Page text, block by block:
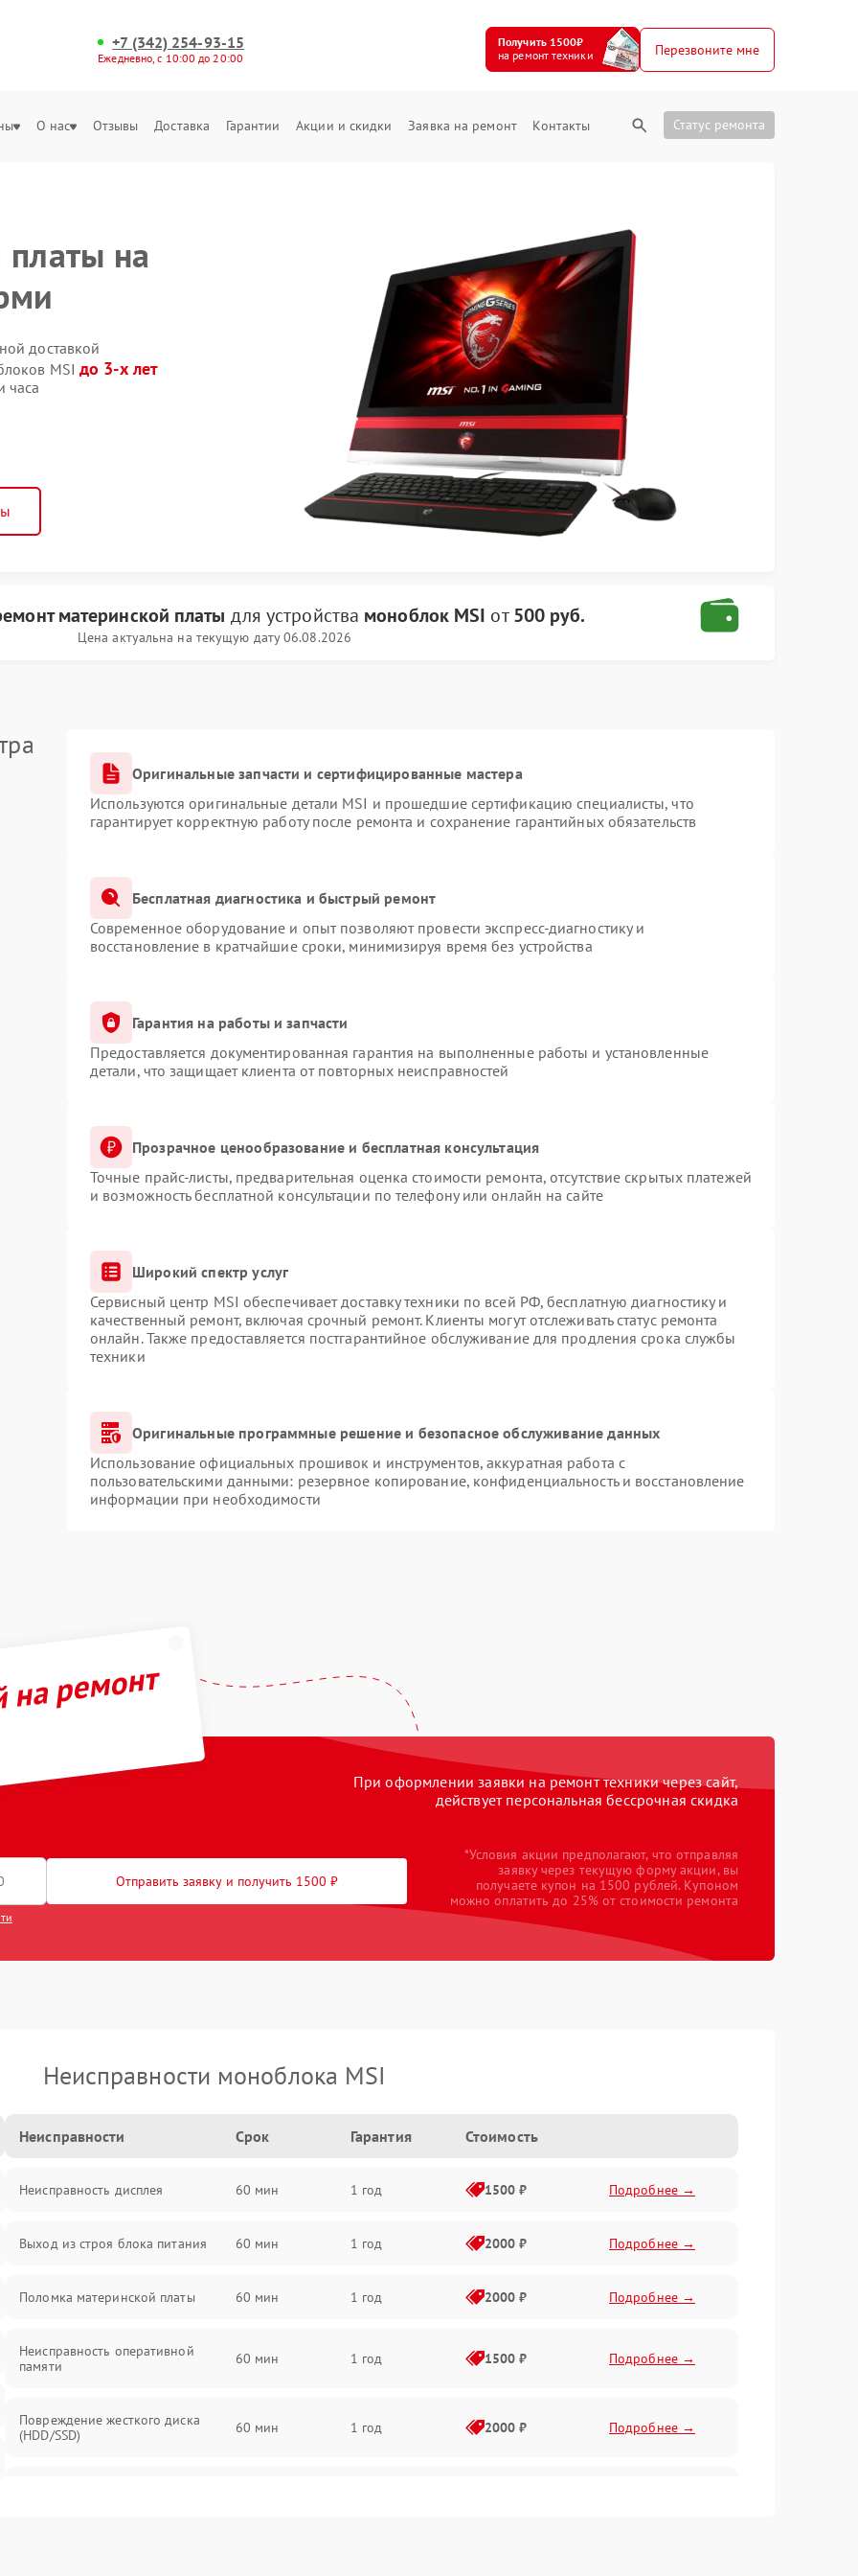
+7 (342) 254-93-15
Ежедневно, с 10:00 до 20:00
Получить 1500₽
на ремонт техники
Перезвоните мне
О нас Отзывы Доставка Гарантии Акции и скидки Заявка на ремонт Контакты Статус ремонта
платы на
доставкой
MSI до 3-х лет
часа
материнской платы для устройства моноблок MSI от500 руб.
Цена актуальна на текущую дату 06.08.2026
Оригинальные запчасти и сертифицированные мастера
Используются оригинальные детали MSI и прошедшие сертификацию специалисты, что
гарантирует корректную работу после ремонта и сохранение гарантийных обязательств
Бесплатная диагностика и быстрый ремонт
Современное оборудование и опыт позволяют провести экспресс-диагностику и
восстановление в кратчайшие сроки, минимизируя время без устройства
Гарантия на работы и запчасти
Предоставляется документированная гарантия на выполненные работы и установленные
детали, что защищает клиента от повторных неисправностей
Прозрачное ценообразование и бесплатная консультация
Точные прайс-листы, предварительная оценка стоимости ремонта, отсутствие скрытых платежей
и возможность бесплатной консультации по телефону или онлайн на сайте
Широкий спектр услуг
Сервисный центр MSI обеспечивает доставку техники по всей РФ, бесплатную диагностику и
качественный ремонт, включая срочный ремонт. Клиенты могут отслеживать статус ремонта
онлайн. Также предоставляется постгарантийное обслуживание для продления срока службы
техники
Оригинальные программные решение и безопасное обслуживание данных
Использование официальных прошивок и инструментов, аккуратная работа с
пользовательскими данными: резервное копирование, конфиденциальность и восстановление
информации при необходимости
ремонт
При оформлении заявки на ремонт техники через сайт,
действует персональная бессрочная скидка
Отправить заявку и получить 1500 ₽
*Условия акции предполагают, что отправляя
заявку через текущую форму акции, вы
получаете купон на 1500 рублей. Купоном
можно оплатить до 25% от стоимости ремонта
Неисправности моноблока MSI
Неисправности Срок Гарантия Стоимость
Неисправность дисплея 60 мин 1 год 1500 ₽ Подробнее →
Выход из строя блока питания 60 мин 1 год 2000 ₽ Подробнее →
Поломка материнской платы 60 мин 1 год 2000 ₽ Подробнее →
Неисправность оперативной
памяти
60 мин 1 год 1500 ₽ Подробнее →
Повреждение жесткого диска
(HDD/SSD)
60 мин 1 год 2000 ₽ Подробнее →